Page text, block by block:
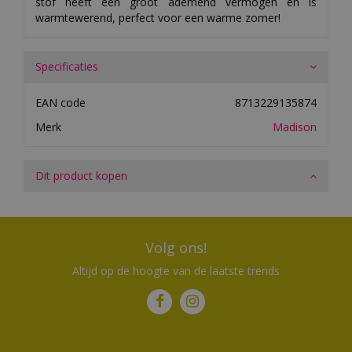
warmtewerend, perfect voor een warme zomer!
Specificaties
EAN code
8713229135874
Merk
Madison
Dit product kopen
Volg ons!
Altijd op de hoogte van de laatste trends